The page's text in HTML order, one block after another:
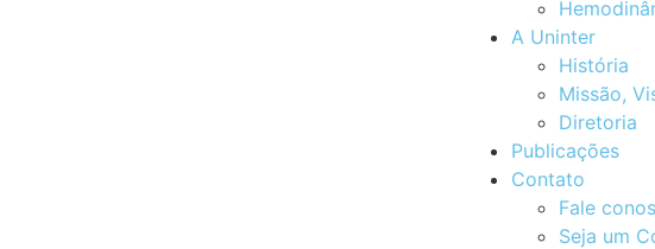
A Uninter
História
Missão,
Diretoria
Publicações
Contato
Fale
Seja um